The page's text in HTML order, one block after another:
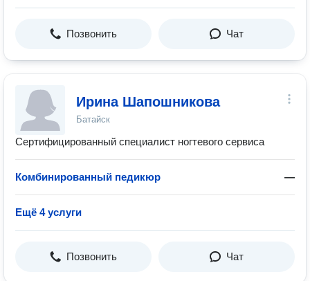
Позвонить Чат
Ирина Шапошникова
Батайск
Сертифицированный специалист ногтевого сервиса
Комбинированный педикюр —
Ещё 4 услуги
Позвонить Чат